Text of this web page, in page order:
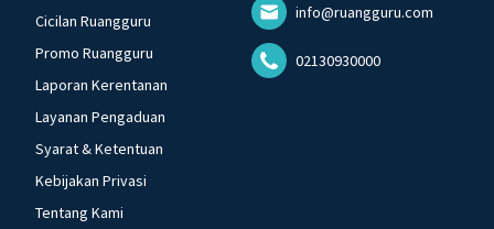
Cicilan Ruangguru
Promo Ruangguru
Laporan Kerentanan
Layanan Pengaduan
Syarat & Ketentuan
Kebijakan Privasi
Tentang Kami
info@ruangguru.com
02130930000